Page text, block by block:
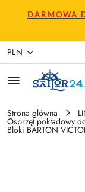
Przejdź do
Przejdź do
Przejdź do
Przejdź do
Przejdź do
Przejdź do
DARMOWA
PLN
Strona główna
Osprzęt pokładowy
Bloki BARTON